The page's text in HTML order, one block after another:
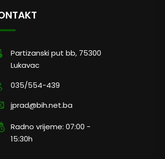
Partizanski put bb, 75300
Lukavac
035/554-439
jprad@bih.net.ba
Radno vrijeme: 07:00 -
15:30h